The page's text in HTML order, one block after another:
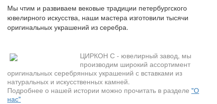
Мы чтим и развиваем вековые традиции петербургского
ювелирного искусства, наши мастера изготовили тысячи
оригинальных украшений из серебра.
ЦИРКОН С - ювелирный завод, мы
производим широкий ассортимент
оригинальных серебрянных украшений с вставками из
натуральных и искусственных камней.
Подробнее о нашей истории можно прочитать в разделе "О
нас"